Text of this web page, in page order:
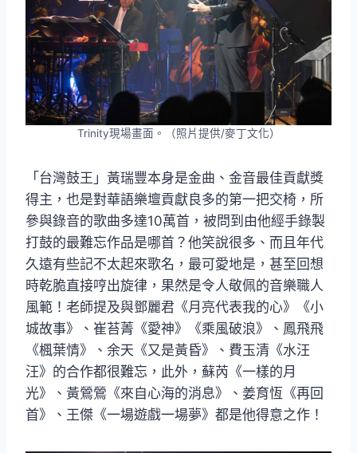
Trinity現場畫面。（照片提供/麥丁文化）
「台灣鼓王」黃瑞豐本身是金曲、金音最佳貢獻獎
得主，也是對華語樂壇貢獻良多的第一把交椅，所
參與錄音的歌曲多達10萬首，被問到由他經手錄製
打鼓的最難忘作品是哪首？他笑說很多、而且年代
久遠有些記不太起來歌名，最可愛地是，甚至回想
時乾脆直接哼出旋律，果然是令人敬佩的音樂職人
風範！老師提及與鄧麗君《月亮代表我的心》《小
城故事》、崔苔菁《愛神》《乘風破浪》、鳳飛飛
《楓葉情》、余天《又是黃昏》、費玉清《水汪
汪》的合作都很難忘，此外，蘇芮《一樣的月
光》、黃鶯鶯《來自心海的消息》、姜育恆《再回
首》、王傑《一場遊戲一場夢》都是他得意之作！